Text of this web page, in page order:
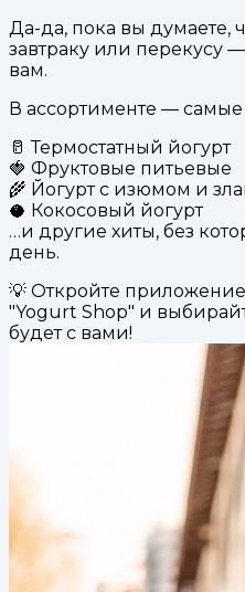
Да-да, пока вы думаете,
завтраку или перекусу
вам.
В ассортименте —
🥛 Термостатный йогурт
🍓 Фруктовые питьевые
🌾 Йогурт с изюмом и
🥥 Кокосовый йогурт
…и другие хиты, без
день.
💡 Откройте приложение
"Yogurt Shop" и
будет с вами!